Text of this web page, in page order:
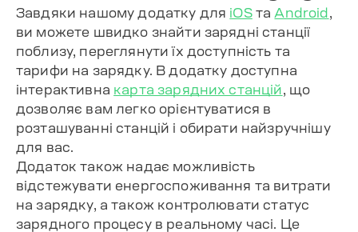
Завдяки нашому додатку для iOSта Android ,
ви можете швидко знайти зарядні станції
поблизу, переглянути їх доступність та
тарифи на зарядку. В додатку доступна
інтерактивна карта зарядних станцій, що
дозволяє вам легко орієнтуватися в
розташуванні станцій і обирати найзручнішу
для вас.
Додаток також надає можливість
відстежувати енергоспоживання та витрати
на зарядку, а також контролювати статус
зарядного процесу в реальному часі. Це